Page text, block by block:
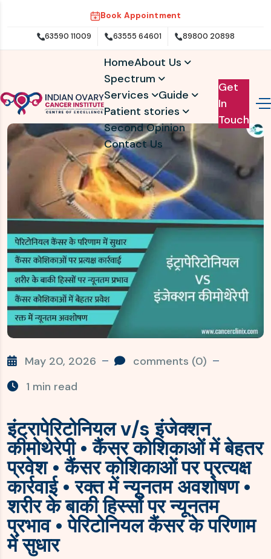
Book Appointment
63590 11009 63555 64601 89800 20898
HomeAbout Us
Spectrum
Services
Guide
Patient stories
Second Opinion
Contact Us
Get
In
Touch
May 20, 2026
comments (0)
1 min read
इंट्रापेरिटोनियल v/s इंजेक्शन
कीमोथेरेपी • कैंसर कोशिकाओं में बेहतर
प्रवेश • कैंसर कोशिकाओं पर प्रत्यक्ष
कार्रवाई • रक्त में न्यूनतम अवशोषण •
शरीर के बाकी हिस्सों पर न्यूनतम
प्रभाव • पेरिटोनियल कैंसर के परिणाम
में सुधार